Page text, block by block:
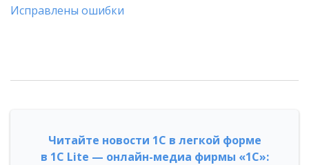
Исправлены ошибки
Читайте новости 1С в легкой форме
в 1С Lite — онлайн-медиа фирмы «1С»: